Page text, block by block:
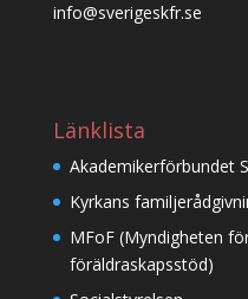
info@sverigeskfr.se
Länklista
Akademikerförbundet
Kyrkans
MFoF (Myndigheten
föräldraskapsstöd)